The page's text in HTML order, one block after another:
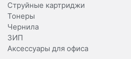
Струйные картриджи
Тонеры
Чернила
ЗИП
Аксессуары для офиса